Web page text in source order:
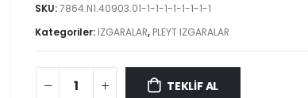
SKU:7864.N1.40903.01-1-1-1-1-1-1-1-1
Kategoriler: IZGARALAR, PLEYT IZGARALAR
TEKLİF AL